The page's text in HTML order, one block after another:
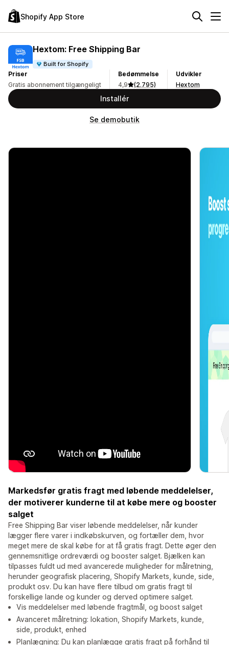
Shopify App Store
Hextom: Free Shipping Bar
Built for Shopify
Priser
Gratis abonnement tilgængeligt
Bedømmelse
4,9
(2.795)
Udvikler
Hextom
Installér
Se demobutik
Markedsfør gratis fragt med løbende meddelelser,
der motiverer kunderne til at købe mere og booster
salget
Free Shipping Bar viser løbende meddelelser, når kunder
lægger flere varer i indkøbskurven, og fortæller dem, hvor
meget mere de skal købe for at få gratis fragt. Dette øger den
gennemsnitlige ordreværdi og booster salget. Bjælken kan
tilpasses fuldt ud med avancerede muligheder for målretning,
herunder geografisk placering, Shopify Markets, kunde, side,
produkt osv. Du kan have flere tilbud om gratis fragt til
forskellige lande og kunder og derved optimere salget.
Vis meddelelser med løbende fragtmål, og boost salget
Avanceret målretning: lokation, Shopify Markets, kunde,
side, produkt, enhed
Planlægning: Du kan planlægge gratis fragt på forhånd til